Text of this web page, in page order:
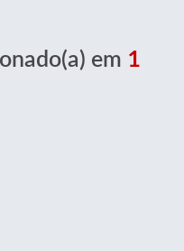
em 1